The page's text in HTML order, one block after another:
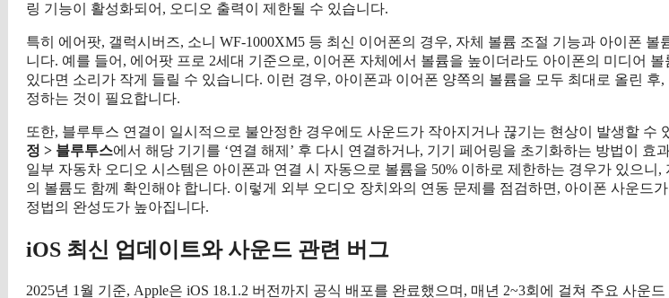
링 기능이 활성화되어, 오디오 출력이 제한될 수 있습니다.
특히 에어팟, 갤럭시버즈, 소니 WF-1000XM5 등 최신 이어폰의 경우, 자체 볼륨 조절 기능과 아이폰 볼
니다. 예를 들어, 에어팟 프로 2세대 기준으로, 이어폰 자체에서 볼륨을 높이더라도 아이폰의 미디어 볼
있다면 소리가 작게 들릴 수 있습니다. 이런 경우, 아이폰과 이어폰 양쪽의 볼륨을 모두 최대로 올린 후
정하는 것이 필요합니다.
또한, 블루투스 연결이 일시적으로 불안정한 경우에도 사운드가 작아지거나 끊기는 현상이 발생할 수
정 > 블루투스에서 해당 기기를 ‘연결 해제’ 후 다시 연결하거나, 기기 페어링을 초기화하는 방법이 효
일부 자동차 오디오 시스템은 아이폰과 연결 시 자동으로 볼륨을 50% 이하로 제한하는 경우가 있으니,
의 볼륨도 함께 확인해야 합니다. 이렇게 외부 오디오 장치와의 연동 문제를 점검하면, 아이폰 사운드
정법의 완성도가 높아집니다.
iOS 최신 업데이트와 사운드 관련 버그
2025년 1월 기준, Apple은 iOS 18.1.2 버전까지 공식 배포를 완료했으며, 매년 2~3회에 걸쳐 주요 사운